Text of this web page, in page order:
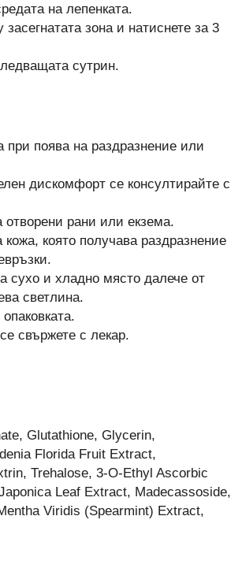
на лепенката.
засегнатата зона и натиснете за 3
сутрин.
при поява на раздразнение или
дискомфорт се консултирайте с
отворени рани или екзема.
кожа, която получава раздразнение
сухо и хладно място далече от
светлина.
свържете с лекар.
Glutathione, Glycerin,
Florida Fruit Extract,
Trehalose, 3-O-Ethyl Ascorbic
Leaf Extract, Madecassoside,
Viridis (Spearmint) Extract,